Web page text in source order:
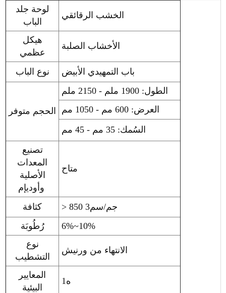
لوحة جلد
الباب
الخشب الرقائقي
هيكل
عظمي
الأخشاب الصلبة
نوع الباب باب التمهيدي الأبيض
الحجم متوفر
الطول: 1900 ملم - 2150 ملم
العرض: 600 مم - 1050 مم
السُمك: 35 مم - 45 مم
تصنيع
المعدات
الأصلية
متاح
كثافة
> 850 جم/سم3
رُطُوبَة
6%~10%
نوع
التشطيب
الانتهاء من ورنيش
المعايير
البيئية
ه1